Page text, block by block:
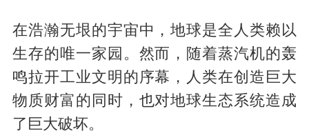
在浩瀚无垠的宇宙中，地球是全人类赖以
生存的唯一家园。然而，随着蒸汽机的轰
鸣拉开工业文明的序幕，人类在创造巨大
物质财富的同时，也对地球生态系统造成
了巨大破坏。